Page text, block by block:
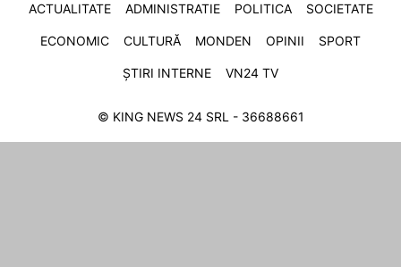
ACTUALITATE ADMINISTRATIE POLITICA SOCIETATE
ECONOMIC CULTURĂ MONDEN OPINII SPORT
ȘTIRI INTERNE VN24 TV
© KING NEWS 24 SRL - 36688661